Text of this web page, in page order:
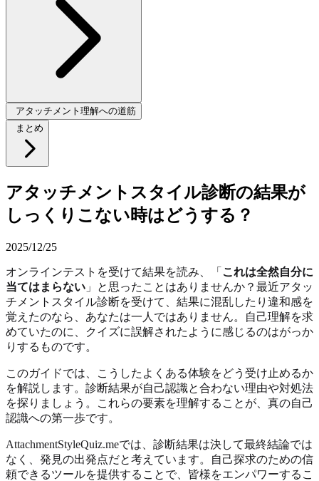
アタッチメント理解への道筋
まとめ
アタッチメントスタイル診断の結果が
しっくりこない時はどうする？
2025/12/25
オンラインテストを受けて結果を読み、「 これは全然自分に
当てはまらない 」と思ったことはありませんか？最近アタッ
チメントスタイル診断を受けて、結果に混乱したり違和感を
覚えたのなら、あなたは一人ではありません。自己理解を求
めていたのに、クイズに誤解されたように感じるのはがっか
りするものです。
このガイドでは、こうしたよくある体験をどう受け止めるか
を解説します。診断結果が自己認識と合わない理由や対処法
を探りましょう。これらの要素を理解することが、真の自己
認識への第一歩です。
AttachmentStyleQuiz.meでは、診断結果は決して最終結論では
なく、発見の出発点だと考えています。自己探求のための信
頼できるツールを提供することで、皆様をエンパワーするこ